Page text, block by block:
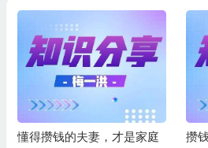
懂得攒钱的夫妻，才是家庭
攒